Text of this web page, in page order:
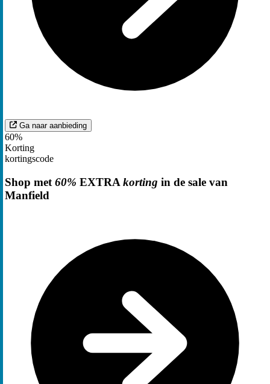
Ga naar aanbieding
60%
Korting
kortingscode
Shop met 60% EXTRA korting in de sale van
Manfield